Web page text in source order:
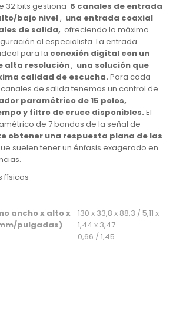
32 bits gestiona 6 canales de entrada
bajo nivel, una entrada coaxial
de salida, ofreciendo la máxima
al especialista. La entrada
para la conexión digital con un
alta resolución, una solución que
calidad de escucha. Para cada
de salida tenemos un control de
paramétrico de 15 polos,
y filtro de cruce disponibles. El
de 7 bandas de la señal de
obtener una respuesta plana de las
suelen tener un énfasis exagerado en
físicas
ancho x alto x
pulgadas)
130 x 33,8 x 88,3 / 5,11 x
1,44 x 3,47
0,66 / 1,45